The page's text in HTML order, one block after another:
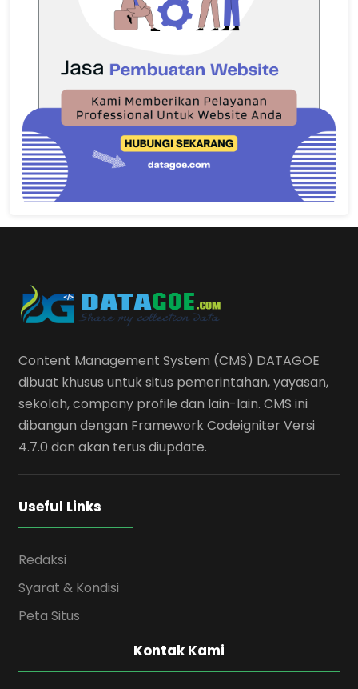
Content Management System (CMS) DATAGOE
dibuat khusus untuk situs pemerintahan, yayasan,
sekolah, company profile dan lain-lain. CMS ini
dibangun dengan Framework Codeigniter Versi
4.7.0 dan akan terus diupdate.
Useful Links
Redaksi
Syarat & Kondisi
Peta Situs
Kontak Kami